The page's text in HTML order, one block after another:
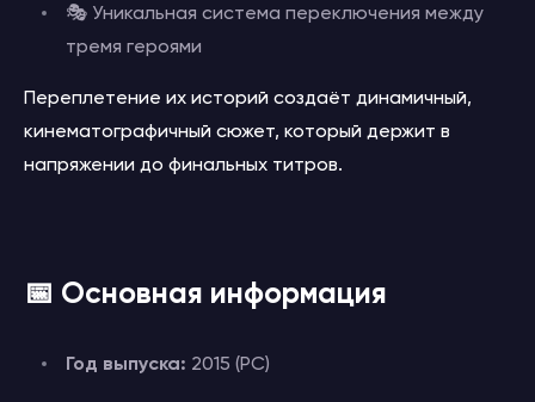
🎭 Уникальная система переключения между
тремя героями
Переплетение их историй создаёт динамичный,
кинематографичный сюжет, который держит в
напряжении до финальных титров.
📅 Основная информация
Год выпуска: 2015 (PC)